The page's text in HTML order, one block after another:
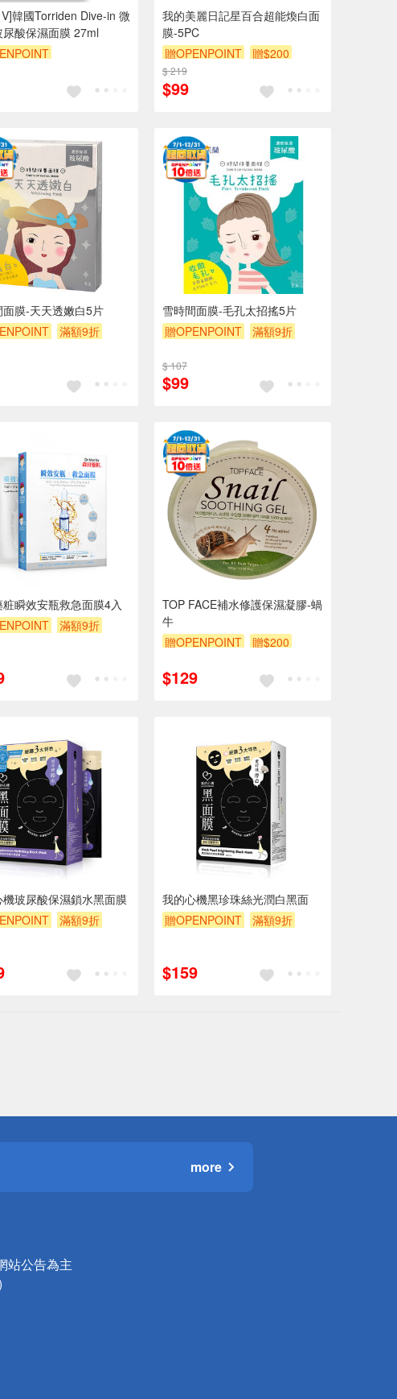
韓國Torriden Dive-in 微
酸保濕面膜 27ml
我的美麗日記星百合超能煥白面
膜-5PC
贈OPENPOINT
贈$200
$ 219
$99
面膜-天天透嫩白5片
滿額9折
雪時間面膜-毛孔太招搖5片
贈OPENPOINT
滿額9折
$ 107
$99
瞬效安瓶救急面膜4入
滿額9折
TOP FACE補水修護保濕凝膠-蝸
牛
贈OPENPOINT
贈$200
$129
玻尿酸保濕鎖水黑面膜
滿額9折
我的心機黑珍珠絲光潤白黑面
贈OPENPOINT
滿額9折
$159
more
站公告為主